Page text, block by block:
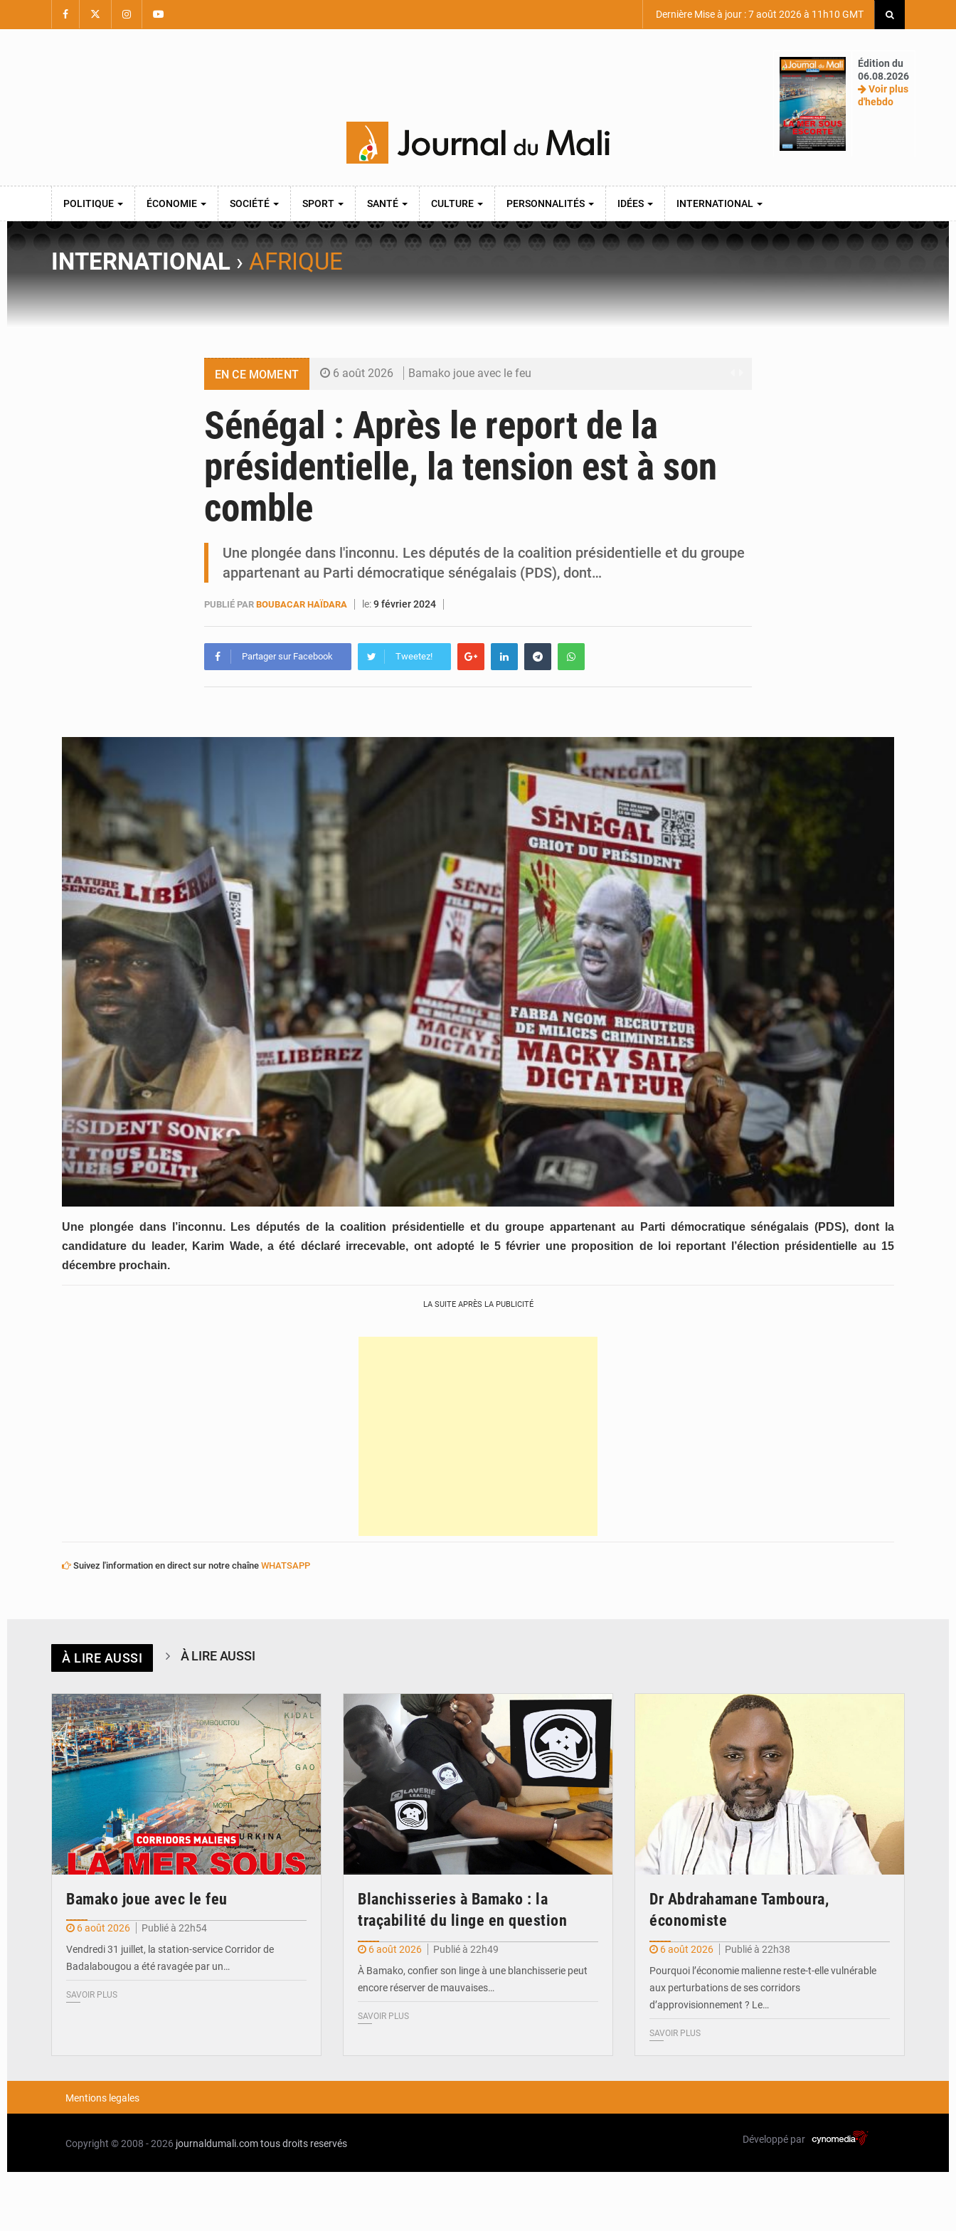
Dernière Mise à jour : 7 août 2026 à 11h10 GMT
Édition du
06.08.2026
Voir plus
d'hebdo
POLITIQUE ÉCONOMIE SOCIÉTÉ SPORT SANTÉ CULTURE PERSONNALITÉS IDÉES INTERNATIONAL
INTERNATIONAL › AFRIQUE
EN CE MOMENT 6 août 2026 Bamako joue avec le feu
6 août 2026 Dr Abdrahamane Tamboura, économiste
6 août 2026 Ports ouest-africains : la bataille du fret sahélien
Sénégal : Après le report de la
présidentielle, la tension est à son
comble
Une plongée dans l'inconnu. Les députés de la coalition présidentielle et du groupe
appartenant au Parti démocratique sénégalais (PDS), dont…
PUBLIÉ PAR BOUBACAR HAÏDARA le:9 février 2024
Partager sur Facebook Tweetez!
Une plongée dans l’inconnu. Les députés de la coalition présidentielle et du groupe appartenant au Parti démocratique sénégalais (PDS), dont la
candidature du leader, Karim Wade, a été déclaré irrecevable, ont adopté l e5 février une proposition de loi reportant l’élection présidentielle au 15
décembre prochain.
LA SUITE APRÈS LA PUBLICITÉ
Suivez l'information en direct sur notre chaîne WHATSAPP
À LIRE AUSSI À LIRE AUSSI
© JDM
Bamako joue avec le feu
6 août 2026
Publié à 22h54
Vendredi 31 juillet, la station-service Corridor de
Badalabougou a été ravagée par un…
SAVOIR PLUS
Blanchisseries à Bamako : la
traçabilité du linge en question
6 août 2026
Publié à 22h49
À Bamako, confier son linge à une blanchisserie peut
encore réserver de mauvaises…
SAVOIR PLUS
Dr Abdrahamane Tamboura,
économiste
6 août 2026
Publié à 22h38
Pourquoi l’économie malienne reste-t-elle vulnérable
aux perturbations de ses corridors
d’approvisionnement ? Le…
SAVOIR PLUS
Mentions legales
Copyright © 2008 - 2026 journaldumali.comtous droits reservés Développé par